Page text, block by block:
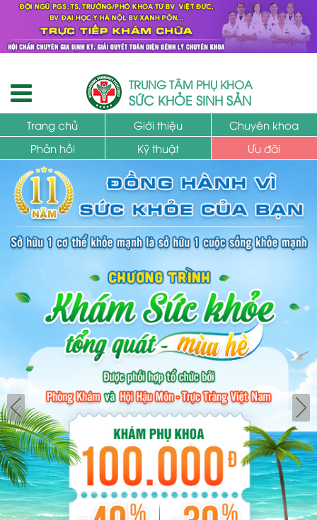
TRUNG TÂM PHỤ KHOA
SỨC KHỎE SINH SẢN
Trang chủ Giới thiệu
Chuyên khoa
Phản hồi
Kỹ thuật Ưu đãi